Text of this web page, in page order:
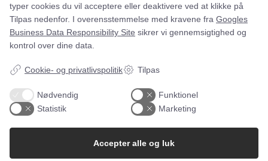
Uanset hvornår du kører forbi mejeriet, er der folk på
arbejde. Vores produkter Uanset hvornår du kører forbi
mejeriet, er…
Læs mere
typer cookies du vil acceptere eller deaktivere ved at klikke på
Tilpas nedenfor. I overensstemmelse med kravene fra Googles
Business Data Responsibility Site sikrer vi gennemsigtighed og
kontrol over dine data.
Cookie- og privatlivspolitik Tilpas
Nødvendig
Funktionel
Statistik
Marketing
Accepter alle og luk